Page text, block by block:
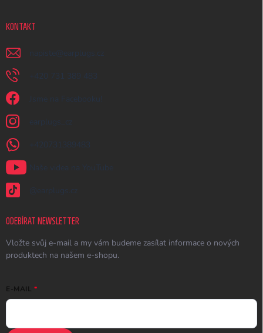
KONTAKT
napiste @ earplugs.cz
+420 731 389 483
Jsme na Facebooku!
earplugs_cz
+420731389483
Naše videa na YouTube
@earplugs.cz
ODEBÍRAT NEWSLETTER
Vložte svůj e-mail a my vám budeme zasílat informace o nových
produktech na našem e-shopu.
E-MAIL